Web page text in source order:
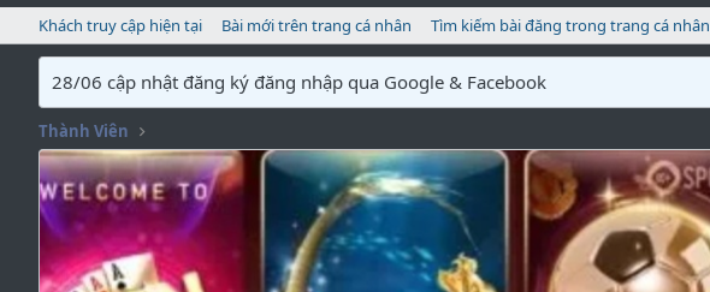
Khách truy cập hiện tại Bài mới trên trang cá nhân Tìm kiếm bài đăng trong trang cá nhân
28/06 cập nhật đăng ký đăng nhập qua Google & Facebook
Thành Viên